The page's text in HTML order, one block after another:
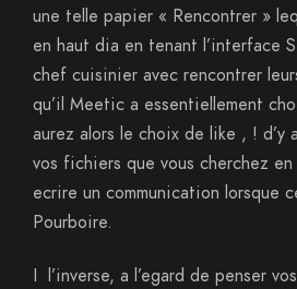
une telle papier « Rencontrer »
en haut dia en tenant l’interface
chef cuisinier avec rencontrer
qu’il Meetic a essentiellement
aurez alors le choix de like , ! d’y
vos fichiers que vous cherchez
ecrire un communication lorsque
Pourboire.
I l’inverse, a l’egard de penser